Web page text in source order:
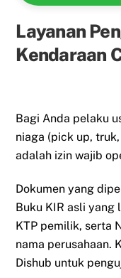
Layanan
Kendaraan
Bagi Anda pelaku
niaga (pick up,
adalah izin wajib
Dokumen yang
Buku KIR asli yang
KTP pemilik, serta
nama perusahaan.
Dishub untuk